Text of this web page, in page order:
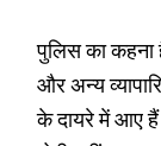
पुलिस का कहना
और अन्य
के दायरे में आए